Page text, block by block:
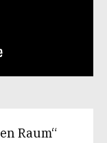
Raum“